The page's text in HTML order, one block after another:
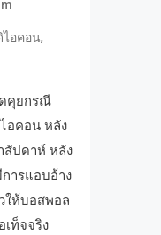
ไอคอน,
คุยกรณี
อคอน หลัง
สัปดาห์ หลัง
ารแอบอ้าง
ให้บอสพอล
ท็จจริง